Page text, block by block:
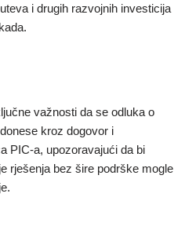
i drugih razvojnih investicija
važnosti da se odluka o
kroz dogovor i
PIC-a, upozoravajući da bi
rješenja bez šire podrške mogle